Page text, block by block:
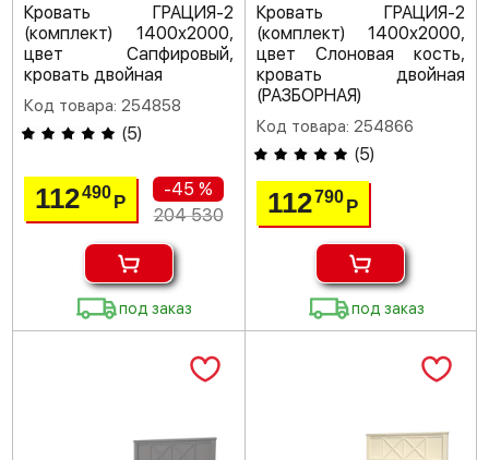
Кровать ГРАЦИЯ-2
(комплект) 1400х2000,
цвет Сапфировый,
кровать двойная
Код товара: 254858
(5)
112490Р
-45 %
204 530
под заказ
Кровать ГРАЦИЯ-2
(комплект) 1400х2000,
цвет Слоновая кость,
кровать двойная
(РАЗБОРНАЯ)
Код товара: 254866
(5)
112790 Р
под заказ